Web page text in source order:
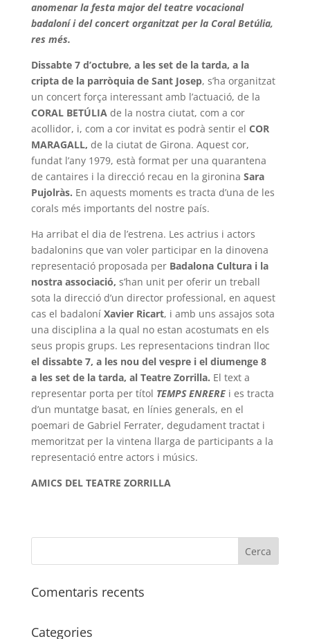
anomenar la festa major del teatre vocacional
badaloní i del concert organitzat per la Coral Betúlia,
res més.
Dissabte 7 d’octubre, a les set de la tarda, a la
cripta de la parròquia de Sant Josep, s’ha organitzat
un concert força interessant amb l’actuació, de la
CORAL BETÚLIAde la nostra ciutat, com a cor
acollidor, i, com a cor invitat es podrà sentir el COR
MARAGALL, de la ciutat de Girona. Aquest cor,
fundat l’any 1979, està format per una quarantena
de cantaires i la direcció recau en la gironina Sara
Pujolràs. En aquests moments es tracta d’una de les
corals més importants del nostre país.
Ha arribat el dia de l’estrena. Les actrius i actors
badalonins que van voler participar en la dinovena
representació proposada per Badalona Cultura i la
nostra associació, s’han unit per oferir un treball
sota la direcció d’un director professional, en aquest
cas el badaloní Xavier Ricart, i amb uns assajos sota
una disciplina a la qual no estan acostumats en els
seus propis grups. Les representacions tindran lloc
el dissabte 7, a les nou del vespre i el diumenge 8
a les set de la tarda, al Teatre Zorrilla. El text a
representar porta per títol TEMPS ENREREi es tracta
d’un muntatge basat, en línies generals, en el
poemari de Gabriel Ferrater, degudament tractat i
memoritzat per la vintena llarga de participants a la
representació entre actors i músics.
AMICS DEL TEATRE ZORRILLA
Comentaris recents
Categories